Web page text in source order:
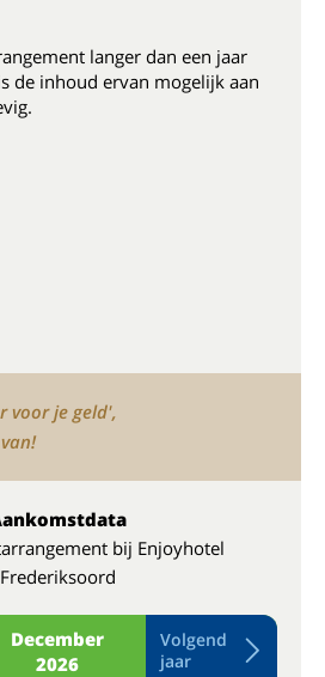
langer dan een jaar
de inhoud ervan mogelijk aan
voor je geld',
bij Enjoyhotel
Frederiksoord
December
2026
Volgend
jaar